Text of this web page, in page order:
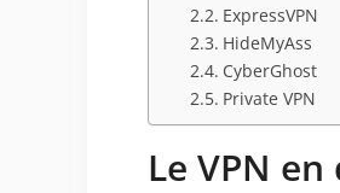
ExpressVPN
HideMyAss
CyberGhost
Private VPN
Le VPN